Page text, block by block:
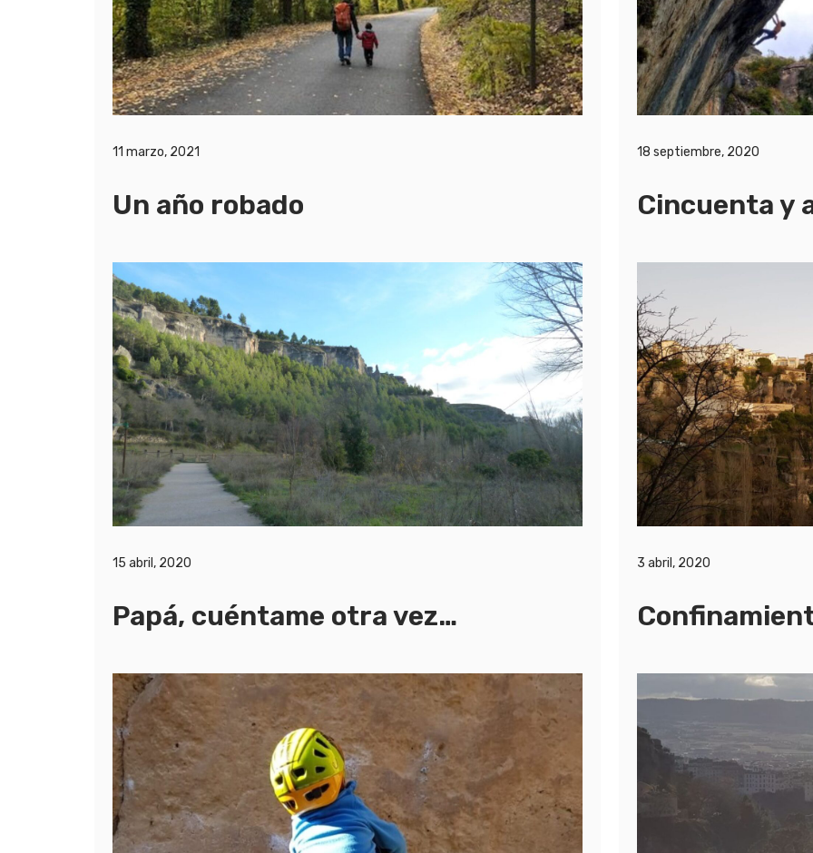
11 marzo, 2021
Un año robado
18 septiembre, 2020
Cincuenta y
15 abril, 2020
Papá, cuéntame otra vez…
3 abril, 2020